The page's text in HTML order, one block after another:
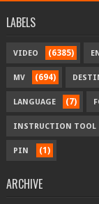
LABELS
VIDEO (6385)
MV (694)
LANGUAGE (7)
INSTRUCTION TOOL
PIN (1)
ARCHIVE